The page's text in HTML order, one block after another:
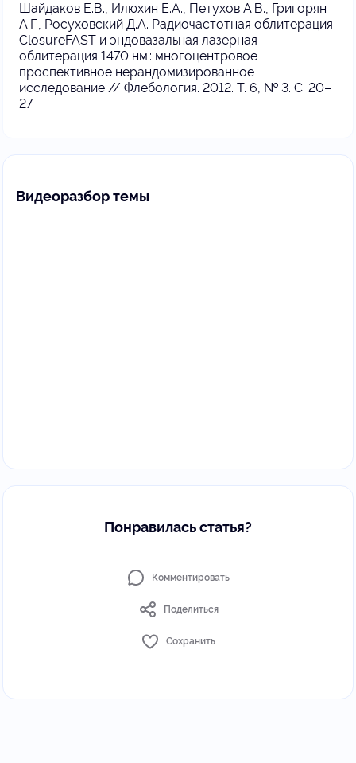
Шайдаков Е.В., Илюхин Е.А., Петухов А.В., Григорян
А.Г., Росуховский Д.А. Радиочастотная облитерация
ClosureFAST и эндовазальная лазерная
облитерация 1470 нм : многоцентровое
проспективное нерандомизированное
исследование // Флебология. 2012. Т. 6, № 3. С. 20–
27.
Видеоразбор темы
Понравилась статья?
Комментировать
Поделиться
Сохранить